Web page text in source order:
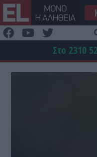
Μετάβαση
στο
περιεχόμενο
Στο 2310